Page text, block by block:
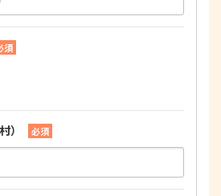
須
） 必須